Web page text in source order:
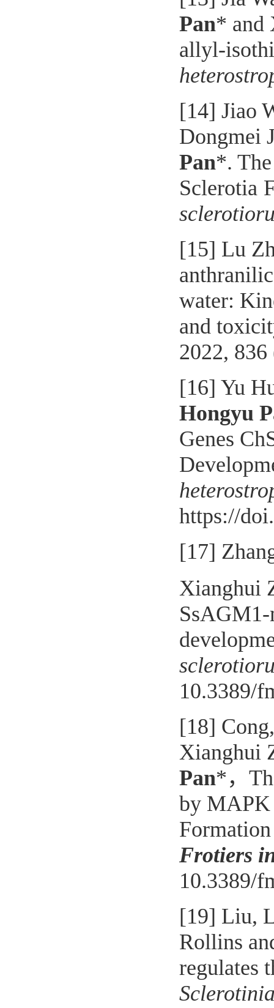
Pan* and
allyl-
[14] Jiao
Dongmei
Pan*.
Sclerotia
[15] Lu
water:
and
2022,
[16] Yu
Hongyu
Genes
https://
[17]
Xianghui
10.3389/
[18]
Xianghui
Pan* ，
by MAPK
Frotiers
10.3389/
[19] Liu,
Rollins
regulates